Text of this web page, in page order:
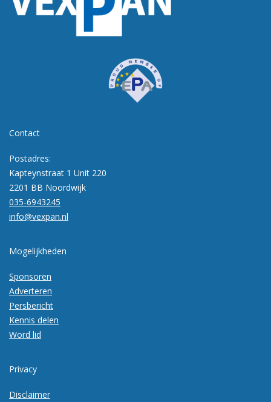
Contact
Postadres:
Kapteynstraat 1 Unit 220
2201 BB Noordwijk
035-6943245
info@vexpan.nl
Mogelijkheden
Sponsoren
Adverteren
Persbericht
Kennis delen
Word lid
Privacy
Disclaimer